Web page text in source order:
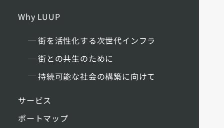
Why LUUP
街を活性化する次世代インフラ
街との共生のために
持続可能な社会の構築に向けて
サービス
ポートマップ